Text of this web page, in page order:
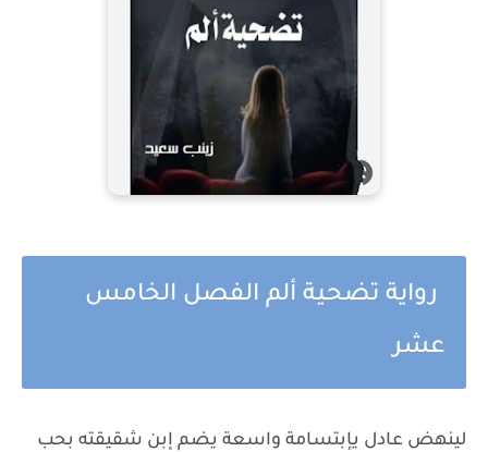
رواية تضحية ألم الفصل الخامس
عشر
لينهض عادل يإبتسامة واسعة يضم إبن شقيقته بحب